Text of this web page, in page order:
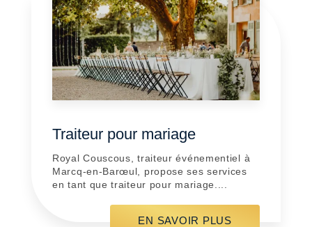
Traiteur pour mariage
Royal Couscous, traiteur événementiel à
Marcq-en-Barœul, propose ses services
en tant que traiteur pour mariage....
EN SAVOIR PLUS